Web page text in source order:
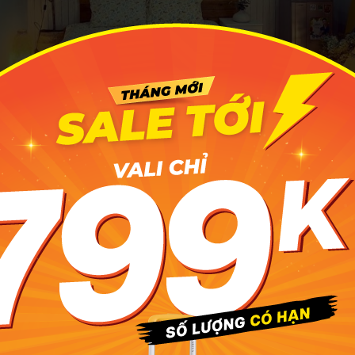
Boutique Stay là một trong những homestay Cần Thơ